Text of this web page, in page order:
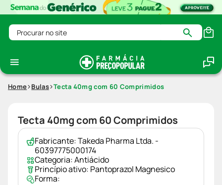
Procurar no site
Home Bulas Tecta 40mg com 60 Comprimidos
Tecta 40mg com 60 Comprimidos
Fabricante:Takeda Pharma Ltda. -
60397775000174
Categoria:Antiácido
Princípio ativo: Pantoprazol Magnesico
Forma: